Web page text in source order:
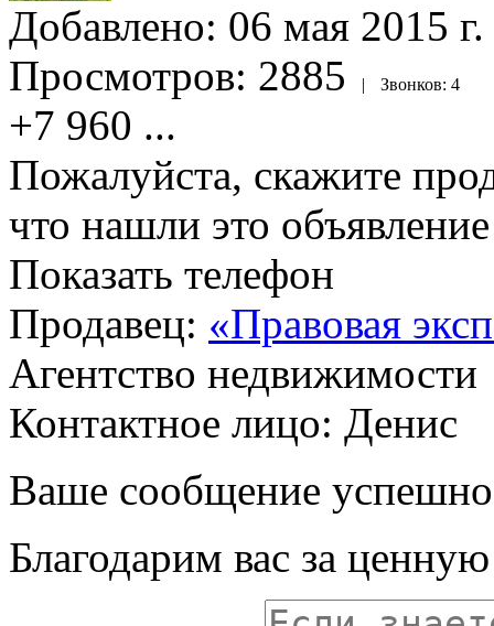
Добавлено: 06 мая 2015 г.
Просмотров: 2885 | Звонков: 4
+7 960 ...
Пожалуйста, скажите
что нашли это
Показать телефон
Продавец: «Правовая
Агентство недвижимости
Контактное лицо: Денис
Ваше сообщение успешно
Благодарим вас за